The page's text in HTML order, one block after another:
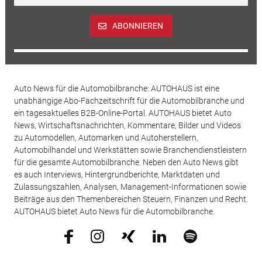
ABONNIEREN
Auto News für die Automobilbranche: AUTOHAUS ist eine
unabhängige Abo-Fachzeitschrift für die Automobilbranche und
ein tagesaktuelles B2B-Online-Portal. AUTOHAUS bietet Auto
News, Wirtschaftsnachrichten, Kommentare, Bilder und Videos
zu Automodellen, Automarken und Autoherstellern,
Automobilhandel und Werkstätten sowie Branchendienstleistern
für die gesamte Automobilbranche. Neben den Auto News gibt
es auch Interviews, Hintergrundberichte, Marktdaten und
Zulassungszahlen, Analysen, Management-Informationen sowie
Beiträge aus den Themenbereichen Steuern, Finanzen und Recht.
AUTOHAUS bietet Auto News für die Automobilbranche.